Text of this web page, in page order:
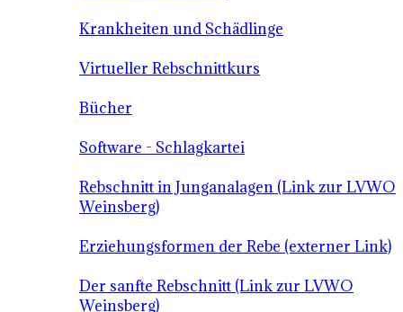
Krankheiten und Schädlinge
Virtueller Rebschnittkurs
Bücher
Software - Schlagkartei
Rebschnitt in Junganalagen (Link zur LVWO
Weinsberg)
Erziehungsformen der Rebe (externer Link)
Der sanfte Rebschnitt (Link zur LVWO
Weinsberg)